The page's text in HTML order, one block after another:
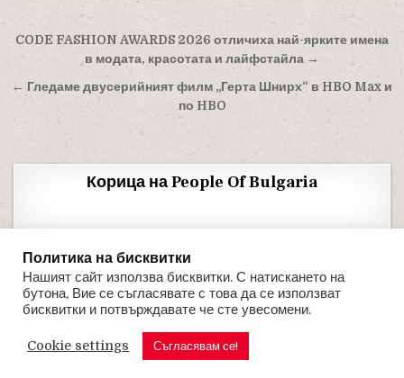
Навигация
CODE FASHION AWARDS 2026 отличиха най-ярките имена
в модата, красотата и лайфстайла →
← Гледаме двусерийният филм „Герта Шнирх“ в HBO Max и
по HBO
Корица на People Of Bulgaria
PEOPLE OF BULGARIA
Политика на бисквитки
Нашият сайт използва бисквитки. С натискането на
бутона, Вие се съгласявате с това да се използват
бисквитки и потвърждавате че сте увесомени.
Cookie settings Съгласявам се!